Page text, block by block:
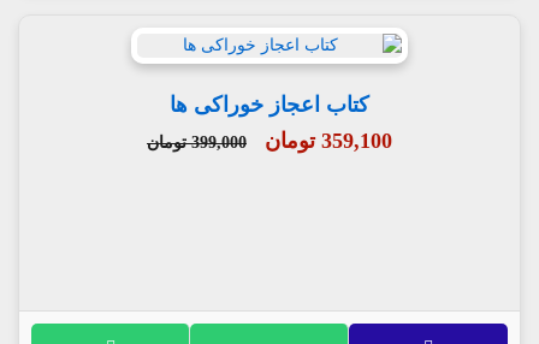
کتاب اعجاز خوراکی ها
359,100 تومان
399,000 تومان